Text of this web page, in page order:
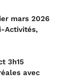
mars 2026
Activités,
3h15
avec